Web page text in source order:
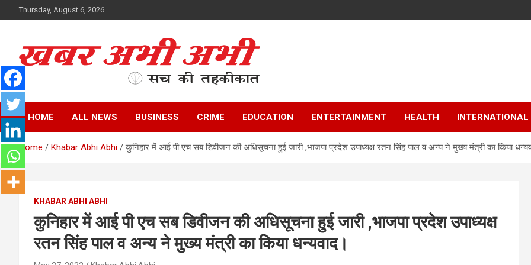
to
Thursday, August 6, 2026
खबर अभी अभी
सच की तहकीकात
HOME ALL NEWS BUSINESS CRIME EDUCATION ENTERTAINMENT HEALTH INTERNATIONAL
Home Khabar Abhi Abhi कुनिहार में आई पी एच सब डिवीजन की अधिसूचना हुई जारी ,भाजपा प्रदेश उपाध्यक्ष रतन सिंह पाल व अन्य ने मुख्य मंत्री का किया
KHABAR ABHI ABHI
कुनिहार में आई पी एच सब डिवीजन की अधिसूचना हुई जारी ,भाजपा प्रदेश उपाध्यक्ष
रतन सिंह पाल व अन्य ने मुख्य मंत्री का किया धन्यवाद।